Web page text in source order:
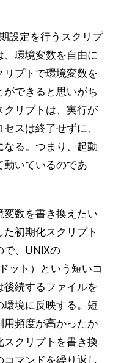
設定を行うスクリプ
、環境変数を自由に
プトで環境変数を
できると思いがち
クリプトは、実行が
スは終了せずに、
る。つまり、起動
動いているのであ
変数を書き換えたい
初期化スクリプト
で、UNIXの
ット）という短いコ
続するファイルを
境に反映する。短
用頻度が高かったか
スクリプトを書き換
コマンドを繰り返し